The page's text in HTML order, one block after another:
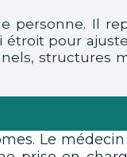
personne. Il
étroit pour
structures
Le